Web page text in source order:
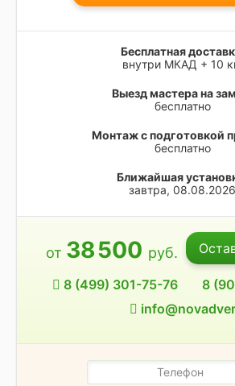
Бесплатная
внутри МКАД + 10
Выезд мастера на
бесплатно
Монтаж с подготовкой
бесплатно
Ближайшая
завтра, 08.08.2026
от 38500 руб.
8 (499) 301-75-76
8